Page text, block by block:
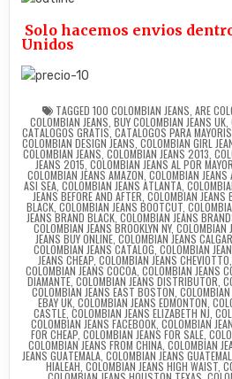
Solo hacemos envios
Unidos
TAGGED 100 COLOMBIAN JEANS ARE
COLOMBIAN JEANS BUY COLOMBIAN JEANS UK
CATALOGOS GRATIS, CATALOGOS PARA
COLOMBIAN DESIGN JEANS COLOMBIAN GIRL
COLOMBIAN JEANS COLOMBIAN JEANS 2013
JEANS 2015 COLOMBIAN JEANS AL POR MAYOR
COLOMBIAN JEANS AMAZON COLOMBIAN
ASI SEA COLOMBIAN JEANS ATLANTA
JEANS BEFORE AND AFTER COLOMBIAN JEANS
BLACK COLOMBIAN JEANS BOOTCUT
JEANS BRAND BLACK COLOMBIAN JEANS
COLOMBIAN JEANS BROOKLYN NY, COLOMBIAN
JEANS BUY ONLINE COLOMBIAN JEANS
COLOMBIAN JEANS CATALOG COLOMBIAN
JEANS CHEAP COLOMBIAN JEANS CHEVIOTTO
COLOMBIAN JEANS COCOA COLOMBIAN JEANS
DIAMANTE, COLOMBIAN JEANS DISTRIBUTOR
COLOMBIAN JEANS EAST BOSTON COLOMBIAN
EBAY UK COLOMBIAN JEANS EDMONTON
CASTLE, COLOMBIAN JEANS ELIZABETH NJ
COLOMBIAN JEANS FACEBOOK COLOMBIAN
FOR CHEAP COLOMBIAN JEANS FOR SALE
COLOMBIAN JEANS FROM CHINA, COLOMBIAN
JEANS GUATEMALA, COLOMBIAN JEANS
HIALEAH COLOMBIAN JEANS HIGH WAIST,